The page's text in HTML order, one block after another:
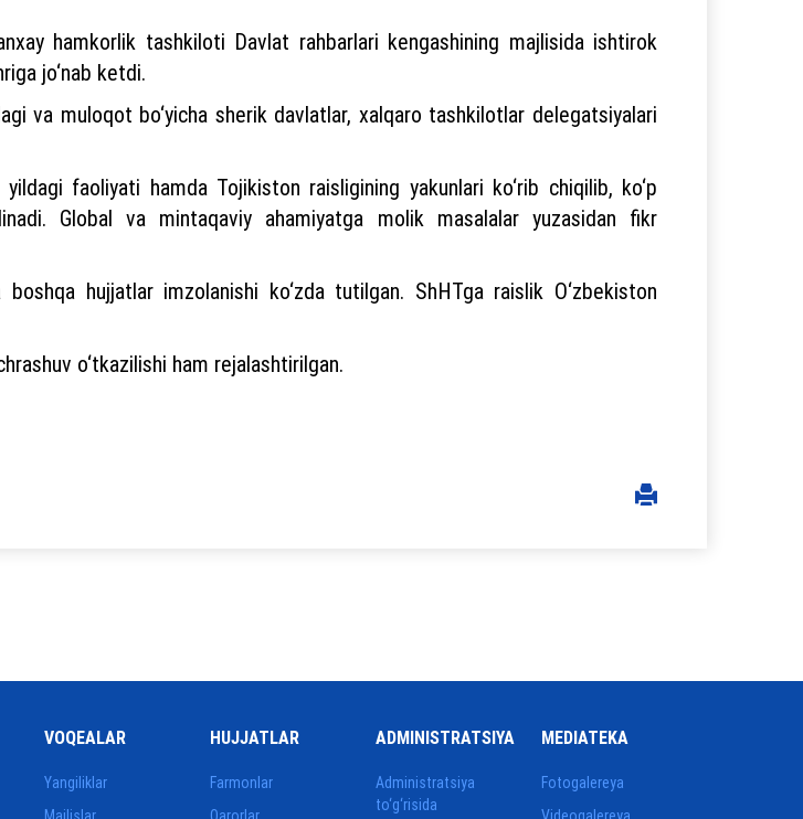
hamkorlik tashkiloti Davlat rahbarlari kengashining majlisida ishtirok
jo‘nab ketdi.
va muloqot bo‘yicha sherik davlatlar, xalqaro tashkilotlar delegatsiyalari
faoliyati hamda Tojikiston raisligining yakunlari ko‘rib chiqilib, ko‘p
Global va mintaqaviy ahamiyatga molik masalalar yuzasidan fikr
hujjatlar imzolanishi ko‘zda tutilgan. ShHTga raislik O‘zbekiston
o‘tkazilishi ham rejalashtirilgan.
VOQEALAR
Yangiliklar
HUJJATLAR
Farmonlar
ADMINISTRATSIYA
Administratsiya
to‘g‘risida
MEDIATEKA
Fotogalereya